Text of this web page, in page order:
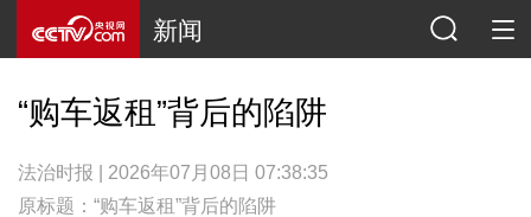
新闻
“购车返租”背后的陷阱
法治时报 | 2026年07月08日 07:38:35
原标题：“购车返租”背后的陷阱